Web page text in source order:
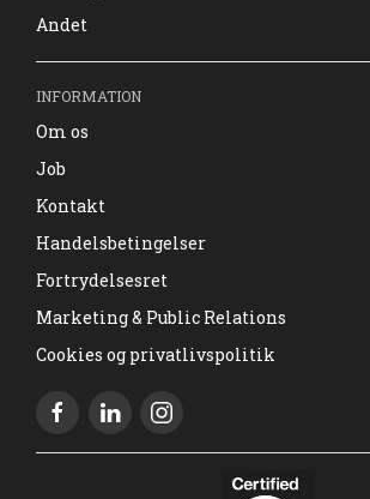
Andet
INFORMATION
Om os
Job
Kontakt
Handelsbetingelser
Fortrydelsesret
Marketing & Public Relations
Cookies og privatlivspolitik